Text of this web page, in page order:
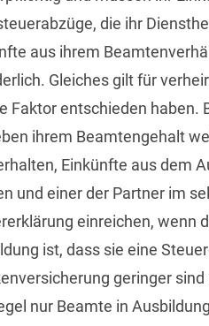
die ihr
aus ihrem
Gleiches gilt für
Faktor entschieden haben.
ihrem Beamtengehalt
Einkünfte aus dem
und einer der Partner im
einreichen, wenn
ist, dass sie eine
geringer
nur Beamte in